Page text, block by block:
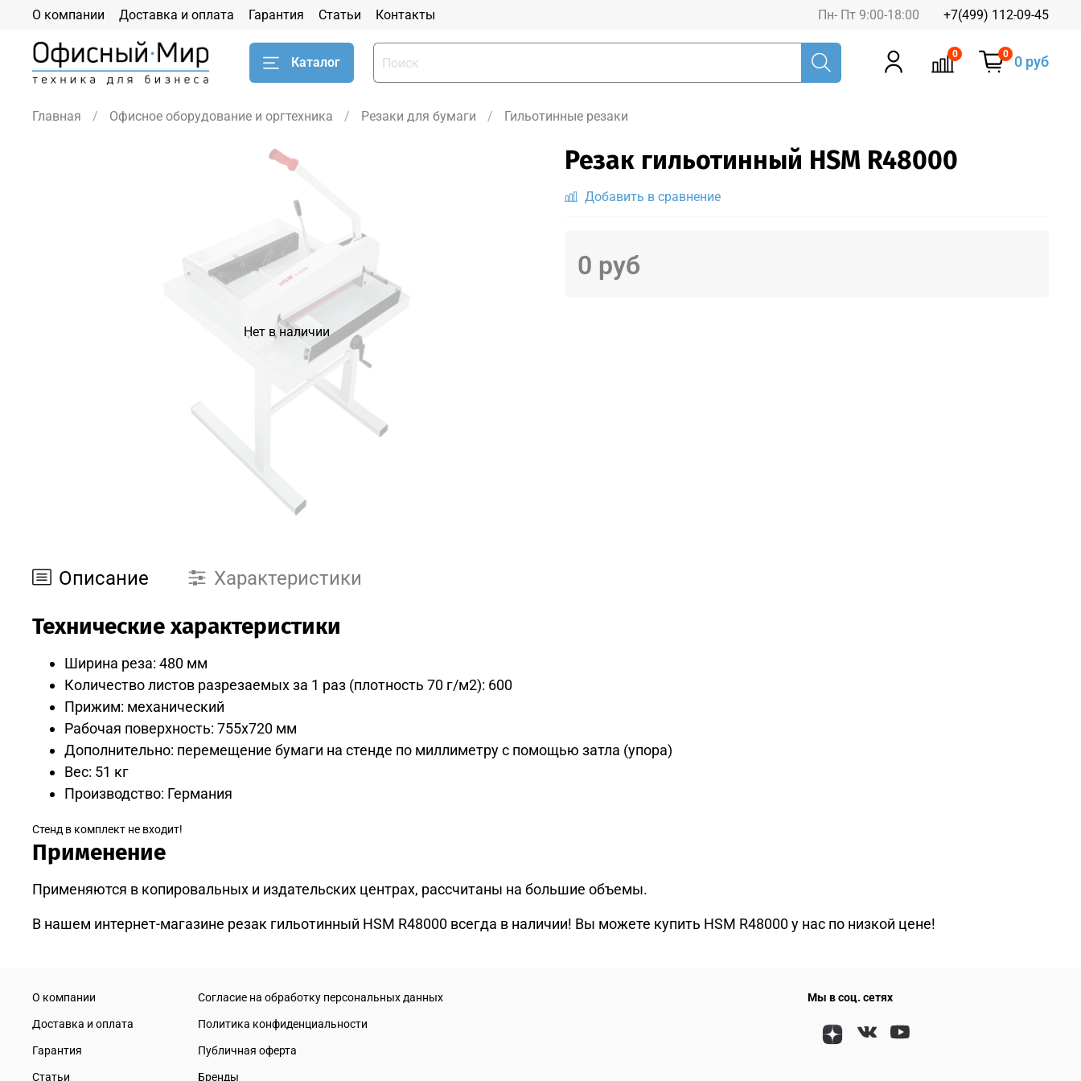
О компании Доставка и оплата Гарантия Статьи Контакты Пн- Пт 9:00-18:00 +7(499) 112-09-45
Каталог
0 0 0 руб
Главная Офисное оборудование и оргтехника Резаки для бумаги Гильотинные резаки
Нет в наличии
Резак гильотинный HSM R48000
Добавить в сравнение
0 руб
Описание Характеристики
Технические характеристики
Ширина реза: 480 мм
Количество листов разрезаемых за 1 раз (плотность 70 г/м2): 600
Прижим: механический
Рабочая поверхность: 755x720 мм
Дополнительно: перемещение бумаги на стенде по миллиметру с помощью затла (упора)
Вес: 51 кг
Производство: Германия
Стенд в комплект не входит!
Применение
Применяются в копировальных и издательских центрах, рассчитаны на большие объемы.
В нашем интернет-магазине резак гильотинный HSM R48000 всегда в наличии! Вы можете купить HSM R48000 у нас по низкой цене!
О компании
Доставка и оплата
Гарантия
Статьи
Согласие на обработку персональных данных
Политика конфиденциальности
Публичная оферта
Бренды
Мы в соц. сетях